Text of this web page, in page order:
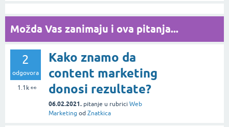
Možda Vas zanimaju i ova pitanja...
2
odgovora
1.1k👀
Kako znamo da
content marketing
donosi rezultate?
06.02.2021. pitanje u rubrici Web
Marketing od Znatkica